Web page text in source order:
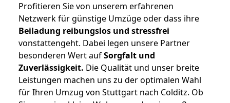
Profitieren Sie von unserem erfahrenen
Netzwerk für günstige Umzüge oder dass ihre
Beiladung reibungslos und stressfrei
vonstattengeht. Dabei legen unsere Partner
besonderen Wert aufSorgfalt und
Zuverlässigkeit. Die Qualität und unser breite
Leistungen machen uns zu der optimalen Wahl
für Ihren Umzug von Stuttgart nach Colditz. Ob